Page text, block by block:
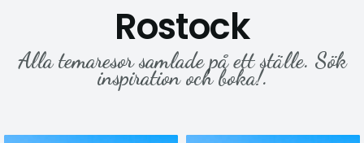
Rostock
Alla temaresor samlade på ett ställe. Sök
inspiration och boka!.